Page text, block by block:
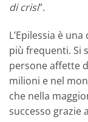
di crisi”.
L’Epilessia è
più frequenti. Si
persone affette
milioni e nel
che nella
successo grazie